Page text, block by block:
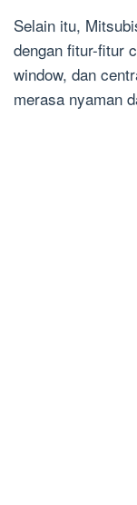
Selain itu,
dengan fitur-fitur
window, dan
merasa nyaman